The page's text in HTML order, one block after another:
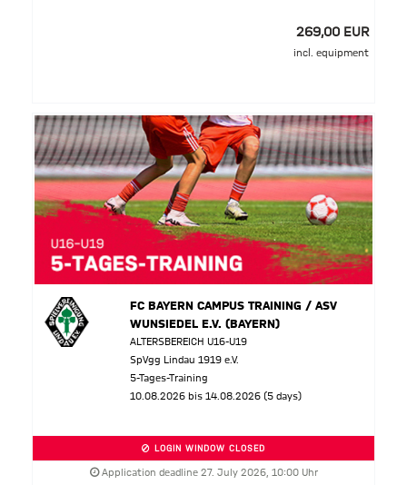
269,00 EUR
incl. equipment
FC BAYERN CAMPUS TRAINING / ASV
WUNSIEDEL E.V. (BAYERN)
ALTERSBEREICH U16-U19
SpVgg Lindau 1919 e.V.
5-Tages-Training
10.08.2026 bis 14.08.2026 (5 days)
LOGIN WINDOW CLOSED
Application deadline 27. July 2026, 10:00 Uhr